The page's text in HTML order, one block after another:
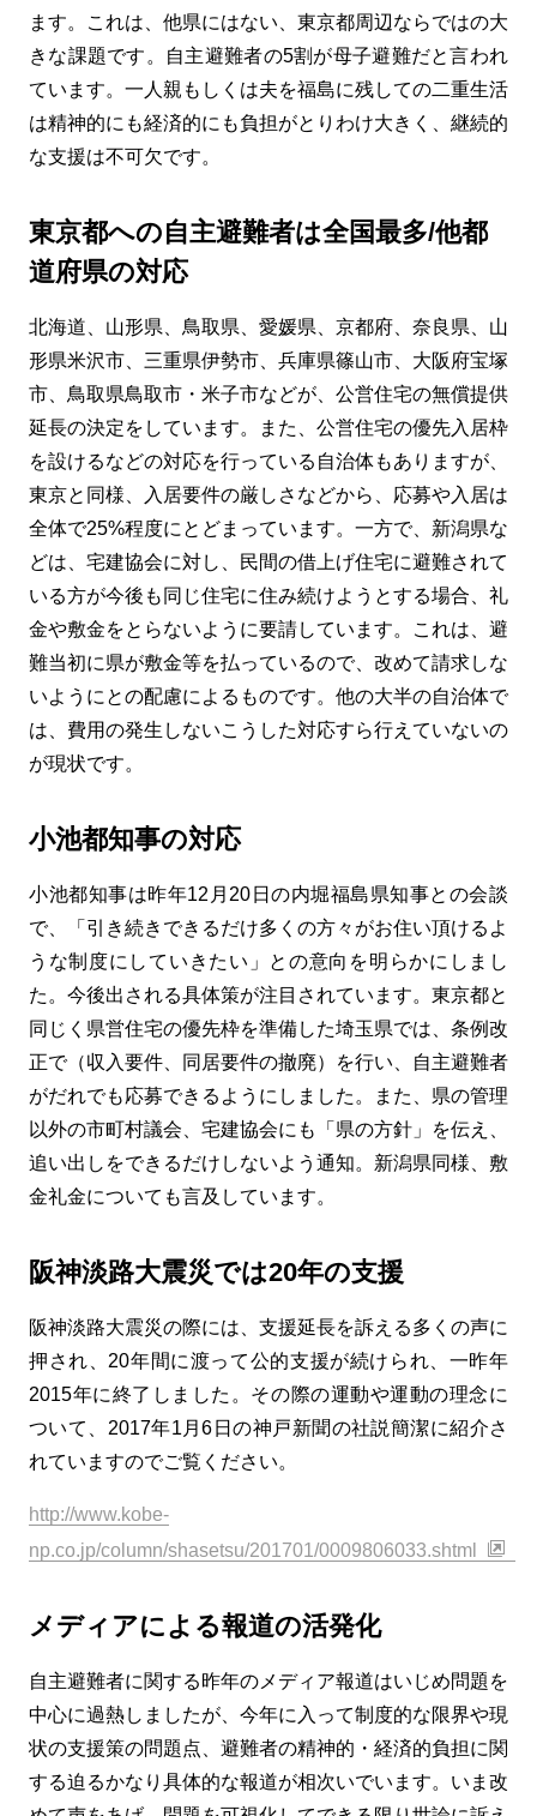
ます。これは、他県にはない、東京都周辺ならではの大
きな課題です。自主避難者の5割が母子避難だと言われ
ています。一人親もしくは夫を福島に残しての二重生活
は精神的にも経済的にも負担がとりわけ大きく、継続的
な支援は不可欠です。
東京都への自主避難者は全国最多/他都
道府県の対応
北海道、山形県、鳥取県、愛媛県、京都府、奈良県、山
形県米沢市、三重県伊勢市、兵庫県篠山市、大阪府宝塚
市、鳥取県鳥取市・米子市などが、公営住宅の無償提供
延長の決定をしています。また、公営住宅の優先入居枠
を設けるなどの対応を行っている自治体もありますが、
東京と同様、入居要件の厳しさなどから、応募や入居は
全体で25%程度にとどまっています。一方で、新潟県な
どは、宅建協会に対し、民間の借上げ住宅に避難されて
いる方が今後も同じ住宅に住み続けようとする場合、礼
金や敷金をとらないように要請しています。これは、避
難当初に県が敷金等を払っているので、改めて請求しな
いようにとの配慮によるものです。他の大半の自治体で
は、費用の発生しないこうした対応すら行えていないの
が現状です。
小池都知事の対応
小池都知事は昨年12月20日の内堀福島県知事との会談
で、「引き続きできるだけ多くの方々がお住い頂けるよ
うな制度にしていきたい」との意向を明らかにしまし
た。今後出される具体策が注目されています。東京都と
同じく県営住宅の優先枠を準備した埼玉県では、条例改
正で（収入要件、同居要件の撤廃）を行い、自主避難者
がだれでも応募できるようにしました。また、県の管理
以外の市町村議会、宅建協会にも「県の方針」を伝え、
追い出しをできるだけしないよう通知。新潟県同様、敷
金礼金についても言及しています。
阪神淡路大震災では20年の支援
阪神淡路大震災の際には、支援延長を訴える多くの声に
押され、20年間に渡って公的支援が続けられ、一昨年
2015年に終了しました。その際の運動や運動の理念に
ついて、2017年1月6日の神戸新聞の社説簡潔に紹介さ
れていますのでご覧ください。
http://www.kobe-
np.co.jp/column/shasetsu/201701/0009806033.shtml
メディアによる報道の活発化
自主避難者に関する昨年のメディア報道はいじめ問題を
中心に過熱しましたが、今年に入って制度的な限界や現
状の支援策の問題点、避難者の精神的・経済的負担に関
する迫るかなり具体的な報道が相次いでいます。いま改